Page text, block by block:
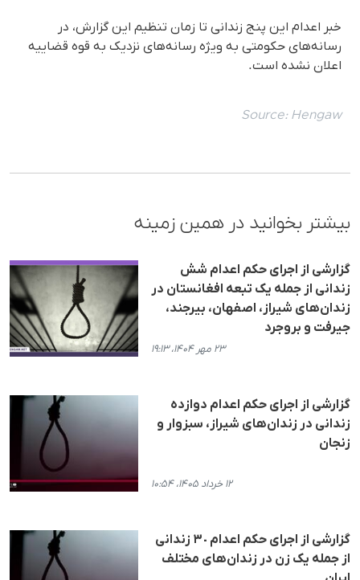
خبر اعدام این پنج زندانی تا زمان تنظیم این گزارش، در
رسانه‌های حکومتی به ویژه رسانه‌های نزدیک به قوه قضاییه
اعلان نشده است.
Source: Hengaw
بیشتر بخوانید در همین زمینه
گزارشی از اجرای حکم اعدام شش
زندانی از جملە یک تبعە افغانستان در
زندان‌های شیراز، اصفهان، بیرجند،
جیرفت و بروجرد
۲۳ مهر ۱۴۰۴، ۱۹:۱۳
گزارشی از اجرای حکم اعدام دوازده
زندانی در زندان‌های شیراز، سبزوار و
زنجان
۱۲ خرداد ۱۴۰۵، ۱۰:۵۴
گزارشی از اجرای حکم اعدام ٣٠ زندانی
از جملە یک زن در زندان‌های مختلف